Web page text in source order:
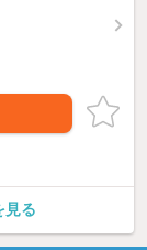
見る